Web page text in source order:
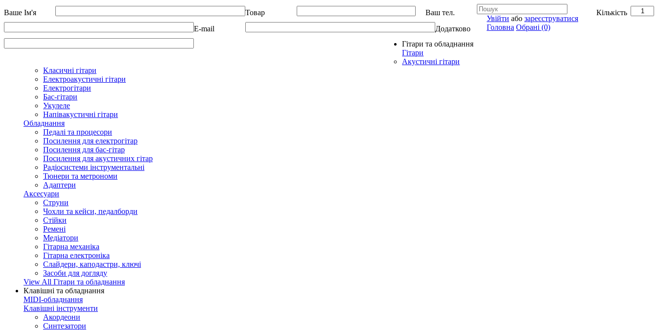
Ваше Ім'я Товар Кількість
Ваш тел.
E-mail
Додатково
Allegro - Music: Музичні інструменти в Україні
Увійти або зареєструватися
Головна Обрані (0)
Гітари та обладнання
Гітари
Акустичні гітари
Класичні гітари
Електроакустичні гітари
Електрогітари
Бас-гітари
Укулеле
Напівакустичні гітари
Обладнання
Педалі та процесори
Посилення для електрогітар
Посилення для бас-гітар
Посилення для акустичних гітар
Радіосистеми інструментальні
Тюнери та метрономи
Адаптери
Аксесуари
Струни
Чохли та кейси, педалборди
Стійки
Ремені
Медіатори
Гітарна механіка
Гітарна електроніка
Слайдери, каподастри, ключі
Засоби для догляду
View All Гітари та обладнання
Клавішні та обладнання
MIDI-обладнання
Клавішні інструменти
Акордеони
Синтезатори